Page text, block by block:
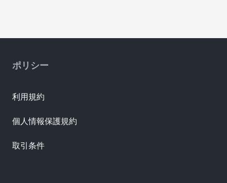
ポリシー
利用規約
個人情報保護規約
取引条件